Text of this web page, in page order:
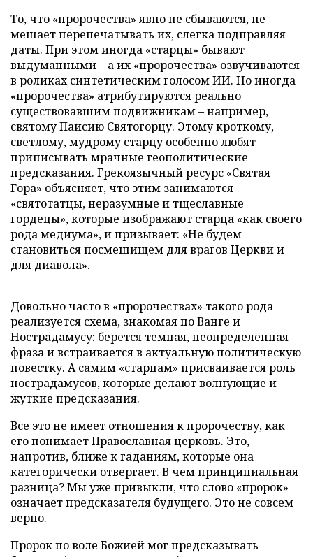
То, что «пророчества» явно не сбываются, не
мешает перепечатывать их, слегка подправляя
даты. При этом иногда «старцы» бывают
выдуманными – а их «пророчества» озвучиваются
в роликах синтетическим голосом ИИ. Но иногда
«пророчества» атрибутируются реально
существовавшим подвижникам – например,
святому Паисию Святогорцу. Этому кроткому,
светлому, мудрому старцу особенно любят
приписывать мрачные геополитические
предсказания. Грекоязычный ресурс «Святая
Гора» объясняет, что этим занимаются
«святотатцы, неразумные и тщеславные
гордецы», которые изображают старца «как своего
рода медиума», и призывает: «Не будем
становиться посмешищем для врагов Церкви и
для диавола».
Довольно часто в «пророчествах» такого рода
реализуется схема, знакомая по Ванге и
Нострадамусу: берется темная, неопределенная
фраза и встраивается в актуальную политическую
повестку. А самим «старцам» присваивается роль
нострадамусов, которые делают волнующие и
жуткие предсказания.
Все это не имеет отношения к пророчеству, как
его понимает Православная церковь. Это,
напротив, ближе к гаданиям, которые она
категорически отвергает. В чем принципиальная
разница? Мы уже привыкли, что слово «пророк»
означает предсказателя будущего. Это не совсем
верно.
Пророк по воле Божией мог предсказывать